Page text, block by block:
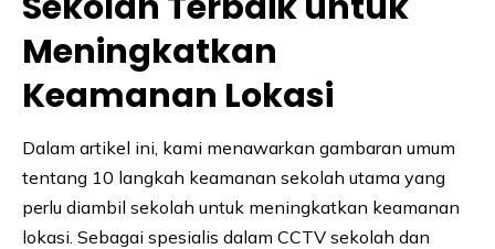
Meningkatkan
Keamanan Lokasi
Dalam artikel ini, kami menawarkan gambaran umum
tentang 10 langkah keamanan sekolah utama yang
perlu diambil sekolah untuk meningkatkan keamanan
lokasi. Sebagai spesialis dalam CCTV sekolah dan